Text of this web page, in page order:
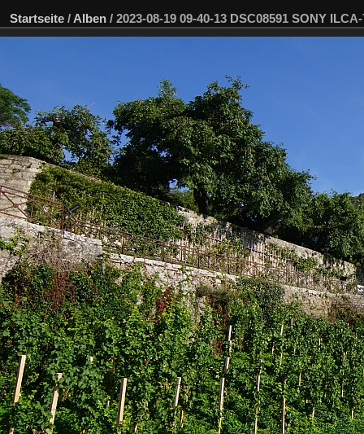
Startseite / Alben / 2023-08-19 09-40-13 DSC08591 SONY